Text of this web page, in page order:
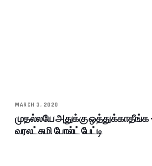
MARCH 3, 2020
முதல்லயே அதுக்கு ஒத்துக்காதீங்க –
வரலட்சுமி போல்ட் பேட்டி